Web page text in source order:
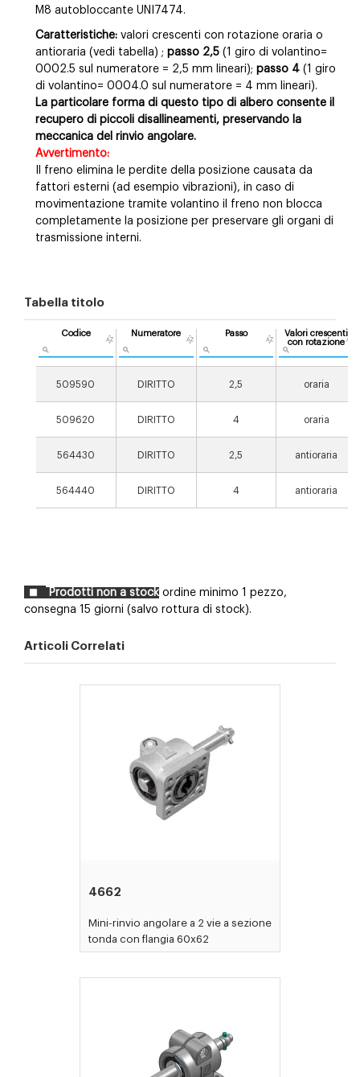
M8 autobloccante UNI7474.
Caratteristiche: valori crescenti con rotazione oraria o
antioraria (vedi tabella) ; passo 2,5 (1 giro di volantino=
0002.5 sul numeratore = 2,5 mm lineari); passo 4 (1 giro
di volantino= 0004.0 sul numeratore = 4 mm lineari).
La particolare forma di questo tipo di albero consente il
recupero di piccoli disallineamenti, preservando la
meccanica del rinvio angolare.
Avvertimento:
Il freno elimina le perdite della posizione causata da
fattori esterni (ad esempio vibrazioni), in caso di
movimentazione tramite volantino il freno non blocca
completamente la posizione per preservare gli organi di
trasmissione interni.
Tabella titolo
Codice Numeratore Passo
Valori crescenti
con rotazione
509590 DIRITTO 2,5 oraria
509620 DIRITTO 4 oraria
564430 DIRITTO 2,5 antioraria
564440 DIRITTO 4 antioraria
Prodotti non a stock ordine minimo 1 pezzo,
consegna 15 giorni (salvo rottura di stock).
Articoli Correlati
4662
Mini-rinvio angolare a 2 vie a sezione
tonda con flangia 60x62